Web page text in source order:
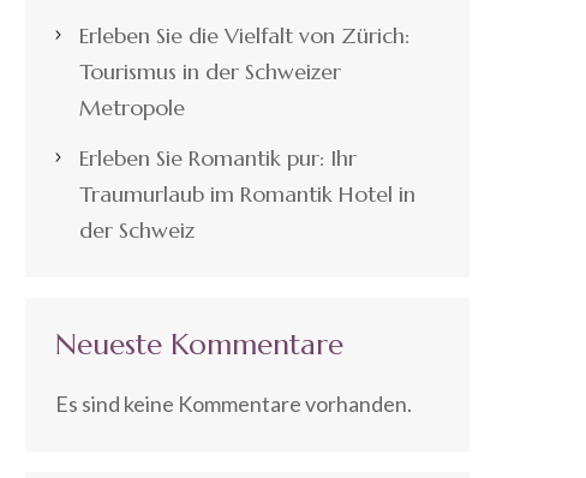
Erleben Sie die Vielfalt von Zürich:
Tourismus in der Schweizer
Metropole
Erleben Sie Romantik pur: Ihr
Traumurlaub im Romantik Hotel in
der Schweiz
Neueste Kommentare
Es sind keine Kommentare vorhanden.